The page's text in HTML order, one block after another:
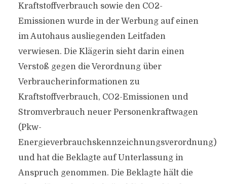
Kraftstoffverbrauch sowie den CO2-
Emissionen wurde in der Werbung auf einen
im Autohaus ausliegenden Leitfaden
verwiesen. Die Klägerin sieht darin einen
Verstoß gegen die Verordnung über
Verbraucherinformationen zu
Kraftstoffverbrauch, CO2-Emissionen und
Stromverbrauch neuer Personenkraftwagen
(Pkw-
Energieverbrauchskennzeichnungsverordnung)
und hat die Beklagte auf Unterlassung in
Anspruch genommen. Die Beklagte hält die